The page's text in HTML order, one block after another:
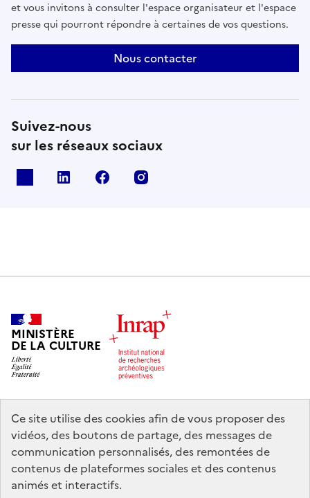
Ce site utilise des cookies afin de vous proposer des
vidéos, des boutons de partage, des messages de
communication personnalisés, des remontées de
contenus de plateformes sociales et des contenus
animés et interactifs.
et vous invitons à consulter l'espace organisateur et l'espace
presse qui pourront répondre à certaines de vos questions.
Nous contacter
Suivez-nous
sur les réseaux sociaux
Linkedin Facebook
MINISTÈRE
DE LA CULTURE
legifrance.gouv.fr
info.gouv.fr
service-public.gouv.fr
data.gouv.fr